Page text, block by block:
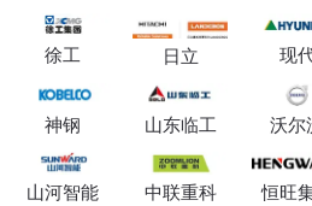
徐工 日立 现
神钢 山东临工 沃尔
山河智能 中联重科 恒旺